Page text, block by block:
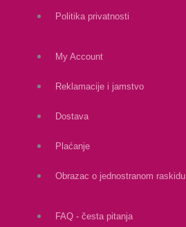
Politika privatnosti
My Account
Reklamacije i jamstvo
Dostava
Plaćanje
Obrazac o jednostranom raskidu
FAQ - česta pitanja